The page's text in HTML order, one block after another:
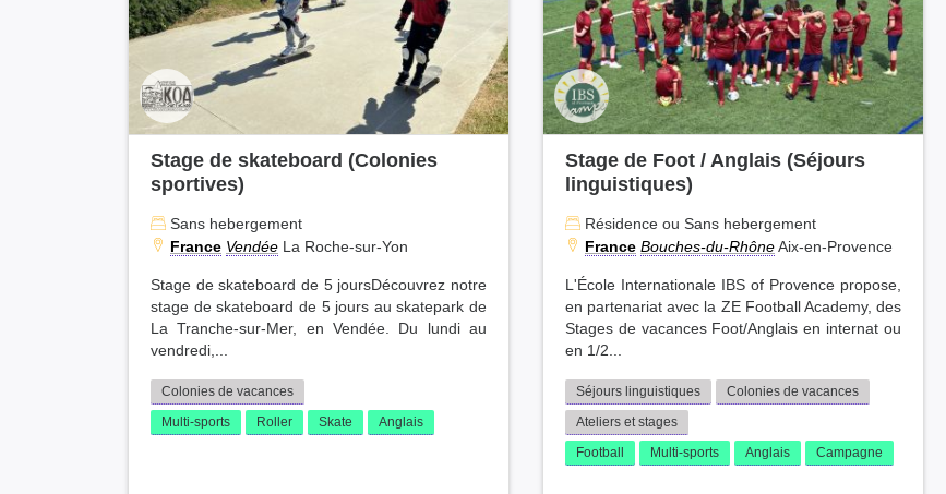
Stage de skateboard (Colonies
sportives)
Sans hebergement
France Vendée La Roche-sur-Yon
Stage de skateboard de 5 joursDécouvrez notre
stage de skateboard de 5 jours au skatepark de
La Tranche-sur-Mer, en Vendée. Du lundi au
vendredi,...
Colonies de vacances
Multi-sports
Roller Skate Anglais
Stage de Foot / Anglais (Séjours
linguistiques)
Résidence ou Sans hebergement
France Bouches-du-RhôneAix-en-Provence
L'École Internationale IBS of Provence propose,
en partenariat avec la ZE Football Academy, des
Stages de vacances Foot/Anglais en internat ou
en 1/2...
Séjours linguistiques
Colonies de vacances
Ateliers et stages
Football
Multi-sports Anglais Campagne